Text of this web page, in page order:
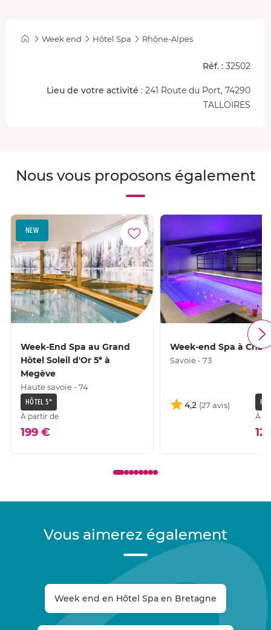
Week end Hôtel Spa Rhône-Alpes
Réf. : 32502
Lieu de votre activité : 241 Route du Port, 74290
TALLOIRES
Nous vous proposons également
NEW
Week-End Spa au Grand
Hôtel Soleil d'Or 5* à
Megève
Haute savoie - 74
HÔTEL 5*
À partir de
199 €
Week-end Spa à
Savoie - 73
4,2
À
Vous aimerez également
Week end en Hôtel Spa en Bretagne